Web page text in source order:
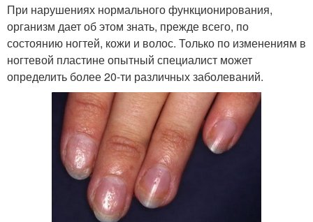
При нарушениях нормального функционирования,
организм дает об этом знать, прежде всего, по
состоянию ногтей, кожи и волос. Только по изменениям в
ногтевой пластине опытный специалист может
определить более 20-ти различных заболеваний.